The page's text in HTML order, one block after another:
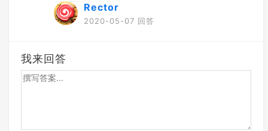
Rector
2020-05-07 回答
我来回答